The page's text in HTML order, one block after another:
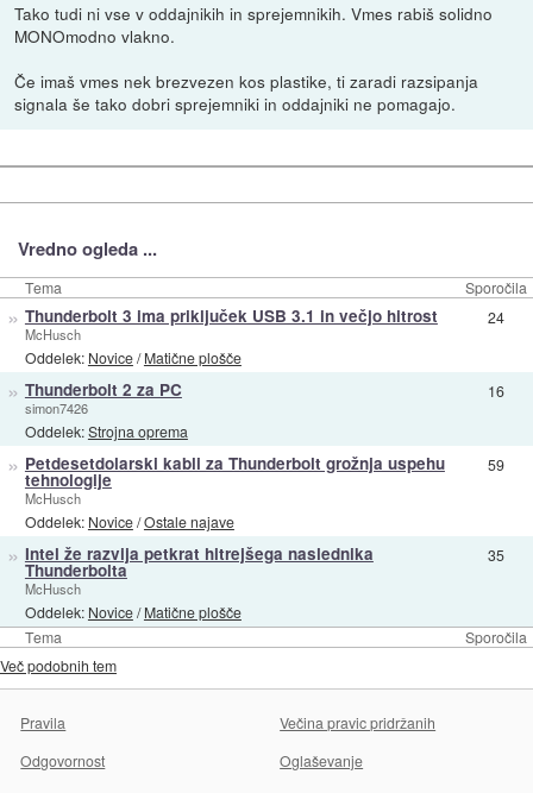
Tako tudi ni vse v oddajnikih in sprejemnikih. Vmes rabiš solidno
MONOmodno vlakno.
Če imaš vmes nek brezvezen kos plastike, ti zaradi razsipanja
signala še tako dobri sprejemniki in oddajniki ne pomagajo.
Vredno ogleda ...
Tema Sporočila
Tema Sporočila
» Thunderbolt 3 ima priključek USB 3.1 in večjo hitrost
McHusch
Oddelek: Novice/Matične plošče
24
» Thunderbolt 2 za PC
simon7426
Oddelek:Strojna oprema
16
» Petdesetdolarski kabli za Thunderbolt grožnja uspehu
tehnologije
McHusch
Oddelek: Novice/Ostale najave
59
» Intel že razvija petkrat hitrejšega naslednika
Thunderbolta
McHusch
Oddelek: Novice/Matične plošče
35
Več podobnih tem
Pravila
Večina pravic pridržanih
Odgovornost
Oglaševanje